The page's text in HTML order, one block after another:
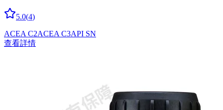
5.0(4)
ACEA C2ACEA C3API SN
查看詳情